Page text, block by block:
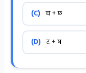
(C) च + छ
(D) ट + ष